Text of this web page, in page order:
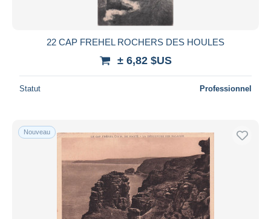
22 CAP FREHEL ROCHERS DES HOULES
± 6,82 $US
Statut Professionnel
Nouveau